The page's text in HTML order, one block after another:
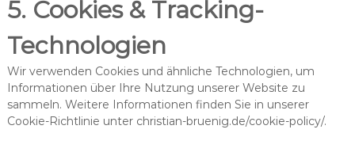
5. Cookies & Tracking-
Technologien
Wir verwenden Cookies und ähnliche Technologien, um
Informationen über Ihre Nutzung unserer Website zu
sammeln. Weitere Informationen finden Sie in unserer
Cookie-Richtlinie unter christian-bruenig.de/cookie-policy/.